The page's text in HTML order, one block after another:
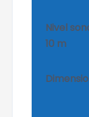
Nivel
10 m